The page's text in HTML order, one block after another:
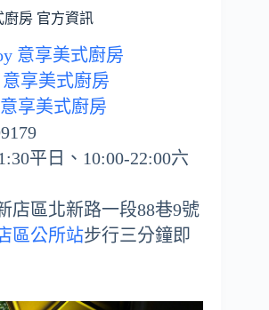
廚房 官方資訊
意享美式廚房
享美式廚房
享美式廚房
平日、10:00-22:00六
店區北新路一段88巷9號
區公所站步行三分鐘即